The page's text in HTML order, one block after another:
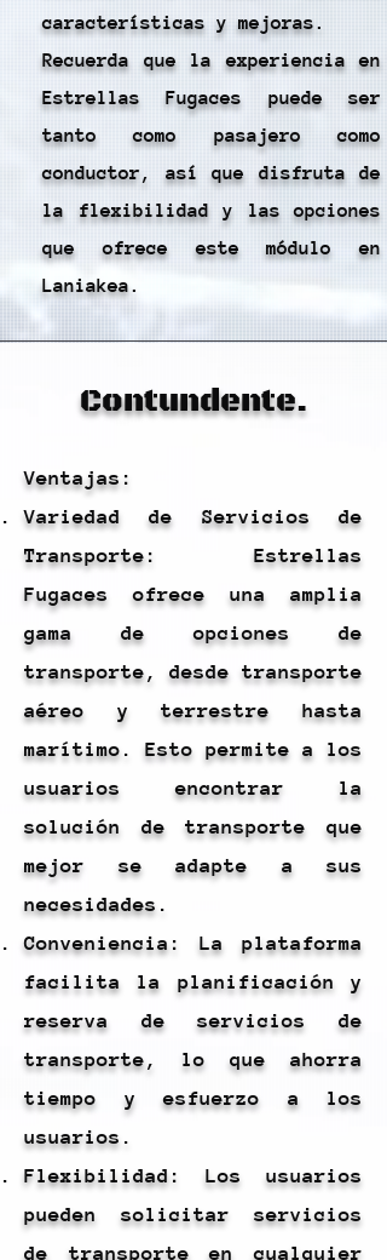
características y mejoras.
Recuerda que la experiencia en
Estrellas Fugaces puede ser
tanto como pasajero como
conductor, así que disfruta de
la flexibilidad y las opciones
que ofrece este módulo en
Laniakea.
Contundente.
Ventajas:
Variedad de Servicios de
Transporte: Estrellas
Fugaces ofrece una amplia
gama de opciones de
transporte, desde transporte
aéreo y terrestre hasta
marítimo. Esto permite a los
usuarios encontrar la
solución de transporte que
mejor se adapte a sus
necesidades.
Conveniencia: La plataforma
facilita la planificación y
reserva de servicios de
transporte, lo que ahorra
tiempo y esfuerzo a los
usuarios.
Flexibilidad: Los usuarios
pueden solicitar servicios
de transporte en cualquier